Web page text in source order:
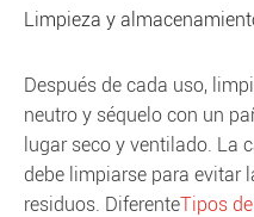
Limpieza y
Después de cada uso,
neutro y séquelo con un
lugar seco y ventilado. La
debe limpiarse para evitar
residuos. DiferenteTipos